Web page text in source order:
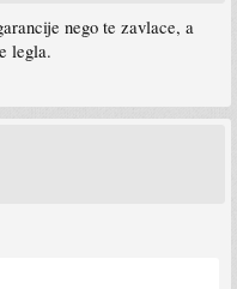
nego te zavlace, a
legla.